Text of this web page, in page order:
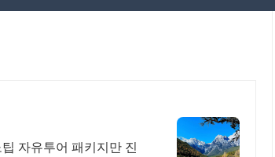
자유투어 패키지만 진